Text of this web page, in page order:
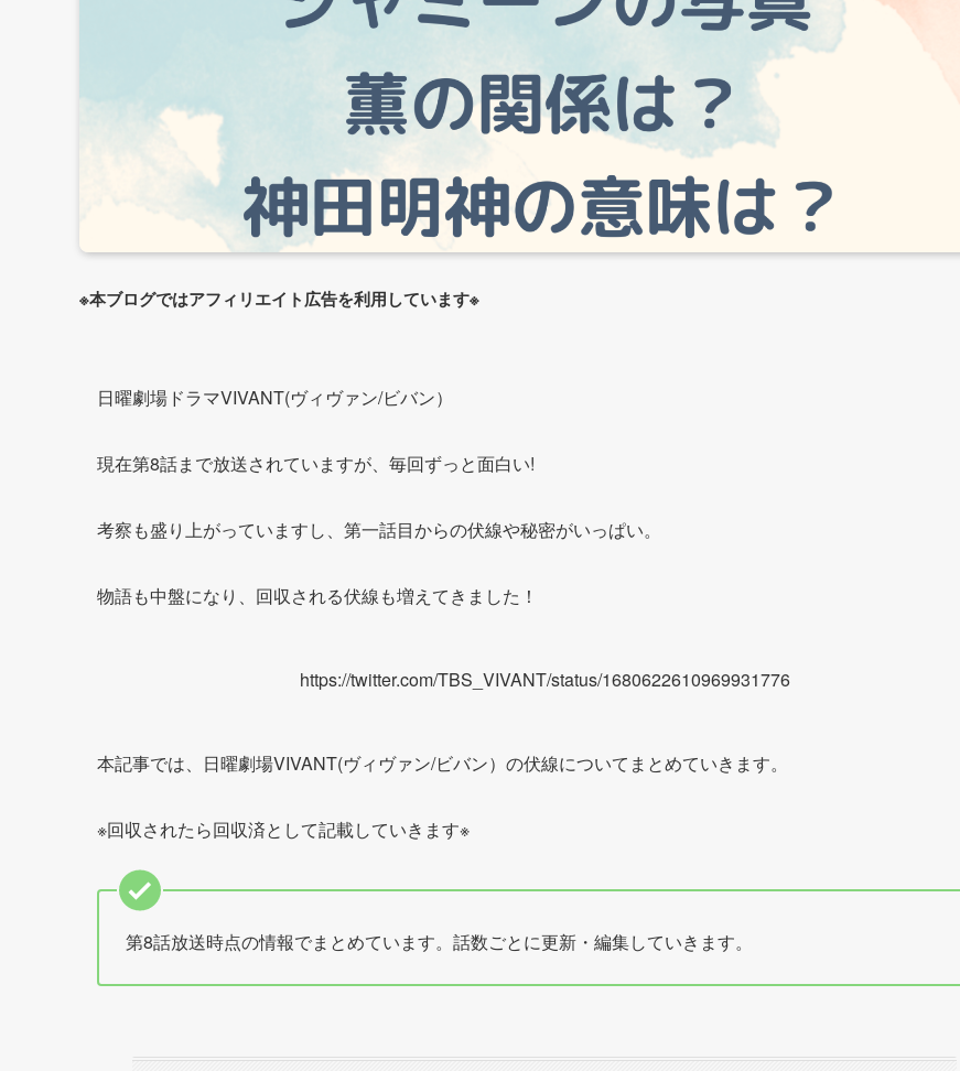
※本ブログではアフィリエイト広告を利用しています※
日曜劇場ドラマVIVANT(ヴィヴァン/ビバン）
現在第8話まで放送されていますが、毎回ずっと面白い!
考察も盛り上がっていますし、第一話目からの伏線や秘密がいっぱい。
物語も中盤になり、回収される伏線も増えてきました！
https://twitter.com/TBS_VIVANT/status/1680622610969931776
本記事では、日曜劇場VIVANT(ヴィヴァン/ビバン）の伏線についてまとめていきます。
※回収されたら回収済として記載していきます※
第8話放送時点の情報でまとめています。話数ごとに更新・編集していきます。